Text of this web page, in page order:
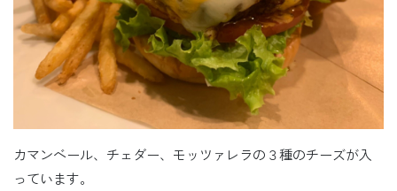
カマンベール、チェダー、モッツァレラの３種のチーズが入
っています。